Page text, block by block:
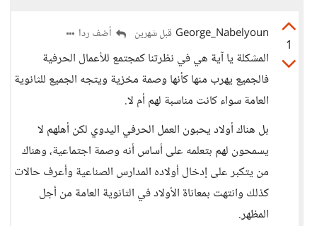
1
George_Nabelyoun قبل شهرين أضف ردا
المشكلة يا آية هي في نظرتنا كمجتمع للأعمال الحرفية
فالجميع يهرب منها كأنها وصمة مخزية ويتجه الجميع للثانوية
العامة سواء كانت مناسبة لهم أم لا.
بل هناك أولاد يحبون العمل الحرفي اليدوي لكن أهلهم لا
يسمحون لهم بتعلمه على أساس أنه وصمة اجتماعية، وهناك
من يتكبر على إدخال أولاده المدارس الصناعية وأعرف حالات
كذلك وانتهت بمعاناة الأولاد في الثانوية العامة من أجل
المظهر.